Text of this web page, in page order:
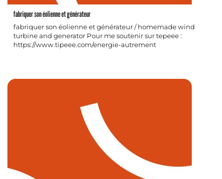
fabriquer son éolienne et générateur
fabriquer son éolienne et générateur / homemade wind
turbine and generator Pour me soutenir sur tepeee :
https://www.tipeee.com/energie-autrement